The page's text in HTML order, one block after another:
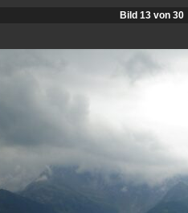
Bild 13 von 30